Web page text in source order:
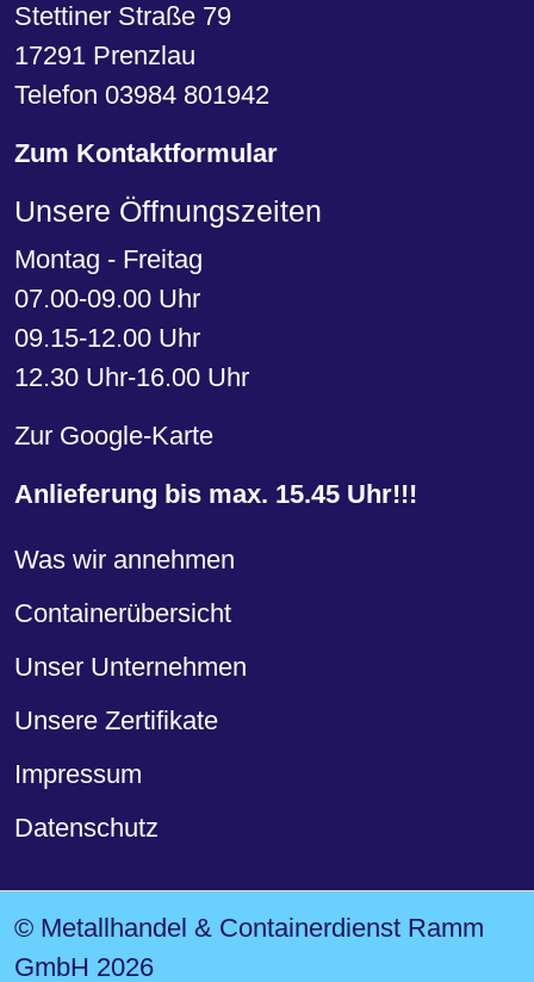
Stettiner Straße 79
17291 Prenzlau
Telefon 03984 801942
Zum Kontaktformular
Unsere Öffnungszeiten
Montag - Freitag
07.00-09.00 Uhr
09.15-12.00 Uhr
12.30 Uhr-16.00 Uhr
Zur Google-Karte
Anlieferung bis max. 15.45 Uhr!!!
Was wir annehmen
Containerübersicht
Unser Unternehmen
Unsere Zertifikate
Impressum
Datenschutz
© Metallhandel & Containerdienst Ramm
GmbH 2026